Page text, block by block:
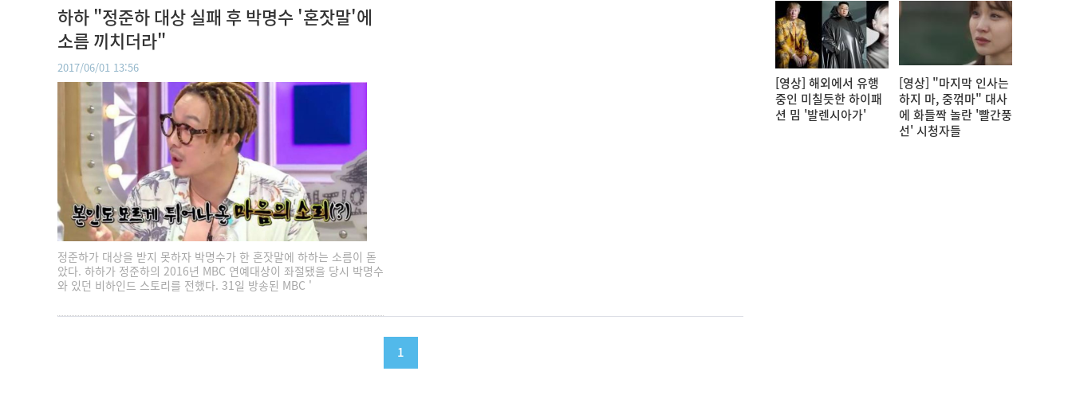
하하 "정준하 대상 실패 후 박명수 '혼잣말'에
소름 끼치더라"
2017/06/01 13:56
정준하가 대상을 받지 못하자 박명수가 한 혼잣말에 하하는 소름이 돋
았다. 하하가 정준하의 2016년 MBC 연예대상이 좌절됐을 당시 박명수
와 있던 비하인드 스토리를 전했다. 31일 방송된 MBC '
1
[영상] 해외에서 유행
중인 미칠듯한 하이패
션 밈 '발렌시아가'
[영상] "마지막 인사는
하지 마, 중꺾마" 대사
에 화들짝 놀란 '빨간풍
선' 시청자들